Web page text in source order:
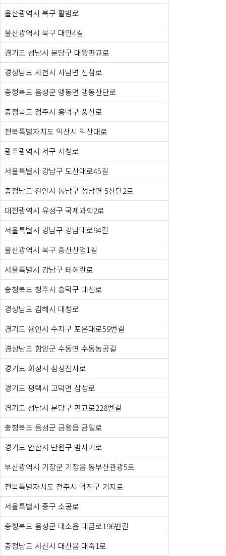
울산광역시 북구 활밤로
울산광역시 북구 대안4길
경기도 성남시 분당구 대왕판교로
경상남도 사천시 사남면 진삼로
충청북도 음성군 맹동면 맹동산단로
충청북도 청주시 흥덕구 풍산로
전북특별자치도 익산시 익산대로
광주광역시 서구 시청로
서울특별시 강남구 도산대로45길
충청남도 천안시 동남구 성남면 5산단2로
대전광역시 유성구 국제과학2로
서울특별시 강남구 강남대로94길
울산광역시 북구 중산산업1길
서울특별시 강남구 테헤란로
충청북도 청주시 흥덕구 대신로
경상남도 김해시 대청로
경기도 용인시 수지구 포은대로59번길
경상남도 함양군 수동면 수동농공길
경기도 화성시 삼성전자로
경기도 평택시 고덕면 삼성로
경기도 성남시 분당구 판교로228번길
충청북도 음성군 금왕읍 금일로
경기도 안산시 단원구 범지기로
부산광역시 기장군 기장읍 동부산관광5로
전북특별자치도 전주시 덕진구 기지로
서울특별시 중구 소공로
충청북도 음성군 대소읍 대금로196번길
충청남도 서산시 대산읍 대죽1로